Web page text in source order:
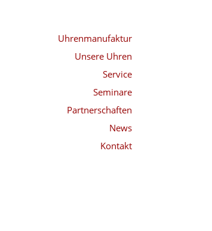
Uhrenmanufaktur
Unsere Uhren
Service
Seminare
Partnerschaften
News
Kontakt